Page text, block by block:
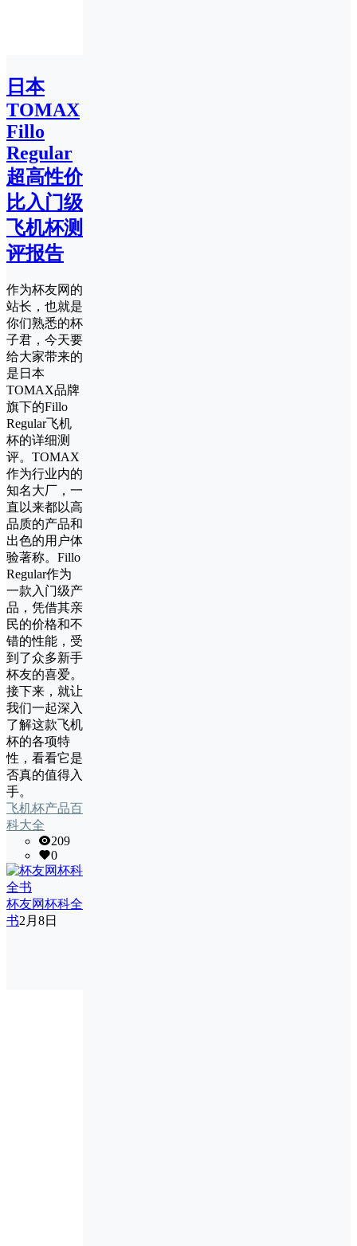
日本
TOMAX
Fillo
Regular
超高性价
比入门级
飞机杯测
评报告
作为杯友网的
站长，也就是
你们熟悉的杯
子君，今天要
给大家带来的
是日本
TOMAX品牌
旗下的Fillo
Regular飞机
杯的详细测
评。TOMAX
作为行业内的
知名大厂，一
直以来都以高
品质的产品和
出色的用户体
验著称。Fillo
Regular作为
一款入门级产
品，凭借其亲
民的价格和不
错的性能，受
到了众多新手
杯友的喜爱。
接下来，就让
我们一起深入
了解这款飞机
杯的各项特
性，看看它是
否真的值得入
手。
飞机杯产品百
科大全
209
0
杯友网杯科全
书2月8日